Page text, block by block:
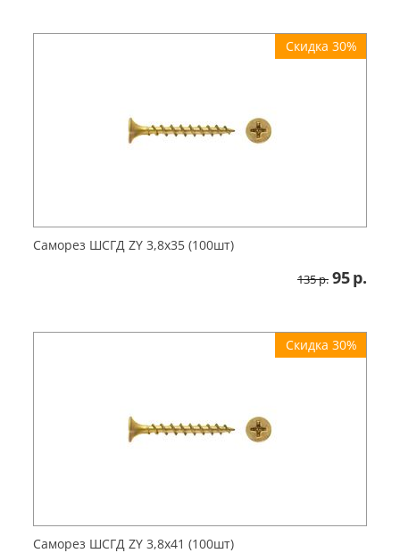
Скидка 30%
Саморез ШСГД ZY 3,8х35 (100шт)
135р. 95р.
Скидка 30%
Саморез ШСГД ZY 3,8х41 (100шт)